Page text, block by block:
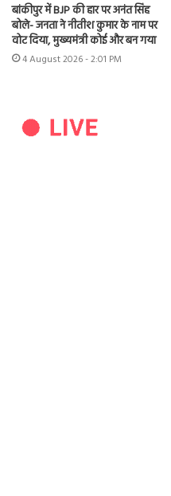
बांकीपुर में BJP की हार पर अनंत सिंह
बोले- जनता ने नीतीश कुमार के नाम पर
वोट दिया, मुख्यमंत्री कोई और बन गया
4 August 2026 - 2:01 PM